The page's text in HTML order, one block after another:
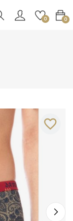
0 0
favorite_border